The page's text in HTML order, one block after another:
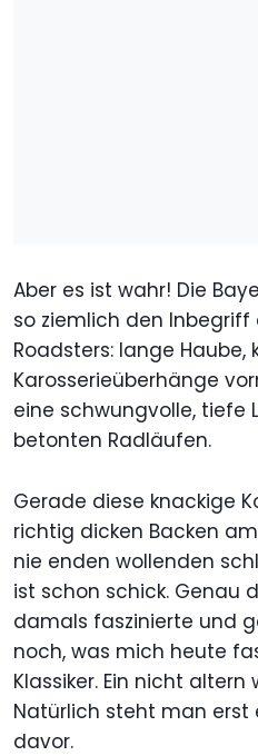
Aber es ist wahr! Die
so ziemlich den Inbegriff
Roadsters: lange Haube,
Karosserieüberhänge
eine schwungvolle, tiefe
betonten Radläufen.
Gerade diese knackige
richtig dicken Backen
nie enden wollenden
ist schon schick. Genau
damals faszinierte und
noch, was mich heute
Klassiker. Ein nicht
Natürlich steht man erst
davor.